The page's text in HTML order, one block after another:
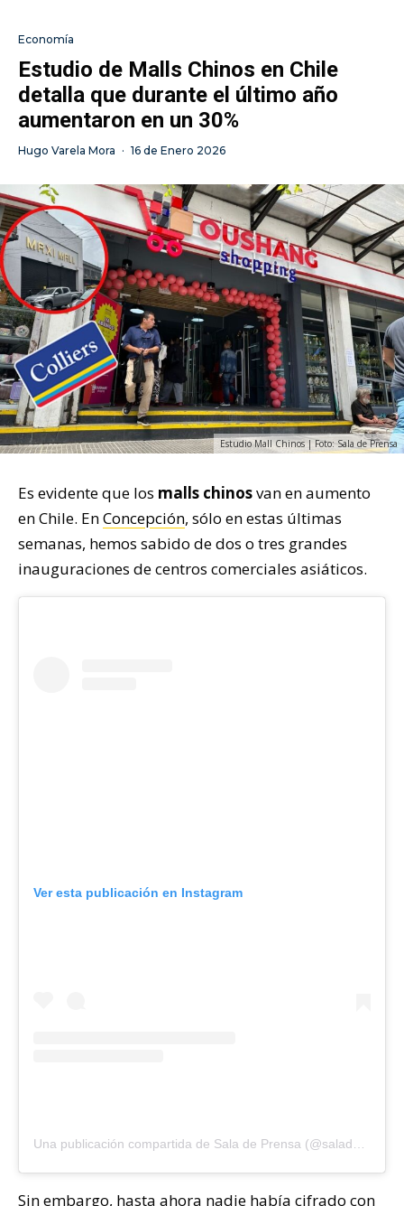
Economía
Estudio de Malls Chinos en Chile
detalla que durante el último año
aumentaron en un 30%
Hugo Varela Mora · 16 de Enero 2026
Estudio Mall Chinos | Foto: Sala de Prensa
Es evidente que los malls chinosvan en aumento
en Chile. EnConcepción, sólo en estas últimas
semanas, hemos sabido de dos o tres grandes
inauguraciones de centros comerciales asiáticos.
Ver esta publicación en Instagram
Una publicación compartida de Sala de Prensa (@saladeprensacl)
Sin embargo, hasta ahora nadie había cifrado con